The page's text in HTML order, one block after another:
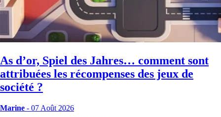
As d’or, Spiel des Jahres… comment sont
attribuées les récompenses des jeux de
société ?
Marine - 07 Août 2026